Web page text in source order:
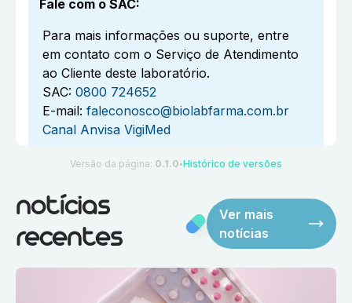
Fale com o SAC:
Para mais informações ou suporte, entre
em contato com o Serviço de Atendimento
ao Cliente deste laboratório.
SAC: 0800 724652
E-mail: faleconosco@biolabfarma.com.br
Canal Anvisa VigiMed
Versão da página: 0.1.0 ●Histórico de versões
notícias
recentes
Ver mais
notícias